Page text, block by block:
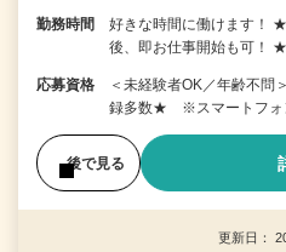
勤務時間
好きな時間に働けます！
後、即お仕事開始も可！
応募資格
＜未経験者OK／年齢不
録多数★ ※スマートフォ
後で見る
更新日：